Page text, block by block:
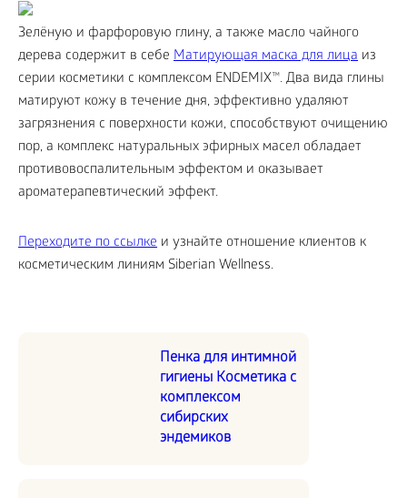
Зелёную и фарфоровую глину, а также масло чайного
дерева содержит в себе Матирующая маска для лица из
серии косметики с комплексом ENDEMIX™. Два вида глины
матируют кожу в течение дня, эффективно удаляют
загрязнения с поверхности кожи, способствуют очищению
пор, а комплекс натуральных эфирных масел обладает
противовоспалительным эффектом и оказывает
ароматерапевтический эффект.
Переходите по ссылке и узнайте отношение клиентов к
косметическим линиям Siberian Wellness.
Пенка для интимной
гигиены Косметика с
комплексом
сибирских
эндемиков